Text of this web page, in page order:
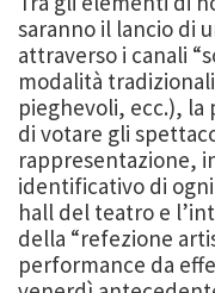
saranno il lancio di
attraverso i canali
modalità
pieghevoli, ecc.),
di votare gli
rappresentazione,
identificativo di
hall del teatro e
della “refezione
performance da